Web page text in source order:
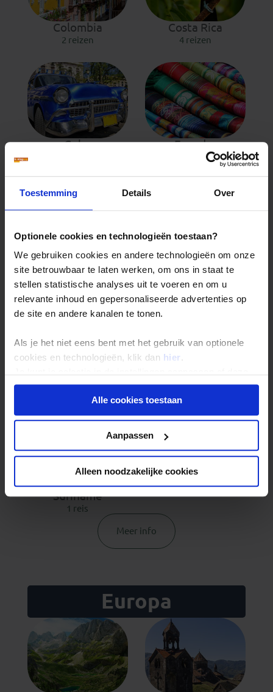
Toestemming Details Over
Optionele cookies en technologieën toestaan?
We gebruiken cookies en andere technologieën om onze
site betrouwbaar te laten werken, om ons in staat te
stellen statistische analyses uit te voeren en om u
relevante inhoud en gepersonaliseerde advertenties op
de site en andere kanalen te tonen.
Als je het niet eens bent met het gebruik van optionele
cookies en technologieën, klik dan hier .
onder aan de pagina op elk gewenst moment voor de
toekomst wijzigen.Alle cookies toestaan
Aanpassen
Alleen noodzakelijke cookies
Colombia
2 reizen
Costa Rica
4 reizen
Cuba Ecuador
2 reizen
Guatemala
1 reis
Mexico
4 reizen
Paraguay Peru
Suriname
1 reis
Meer info
Europa